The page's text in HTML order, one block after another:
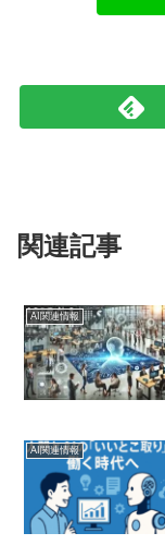
関連記事
AI関連情報
AI関連情報